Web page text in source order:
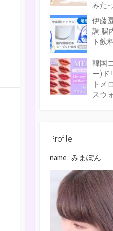
みた
伊藤
調 腸
ト飲
韓国
ー)ド
トメ
スウ
Profile
name : みまぽん